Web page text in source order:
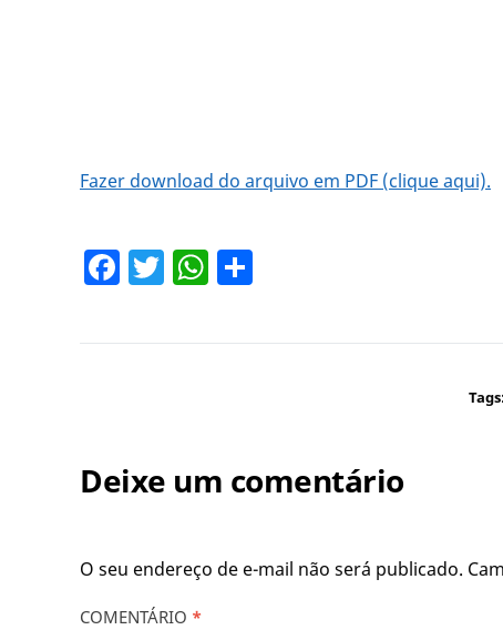
Fazer download do arquivo em PDF (clique aqui).
Facebook
TwitterWhatsApp
Deixe um comentário
O seu endereço de e-mail não será publicado.
COMENTÁRIO *